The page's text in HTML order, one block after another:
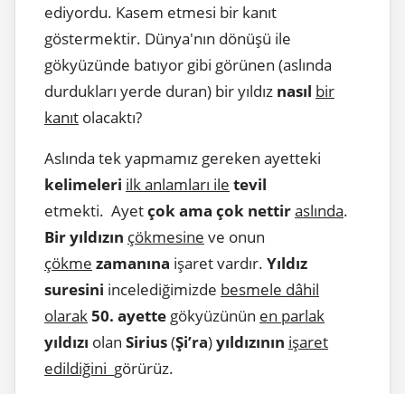
ediyordu. Kasem etmesi bir kanıt
göstermektir. Dünya'nın dönüşü ile
gökyüzünde batıyor gibi görünen (aslında
durdukları yerde duran) bir yıldız nasıl bir
kanıt olacaktı?
Aslında tek yapmamız gereken ayetteki
kelimeleri ilk anlamları ile tevil
etmekti. Ayetçok ama çok nettiraslında.
Bir yıldızın çökmesine ve onun
çökme zamanına işaret vardır. Yıldız
suresini incelediğimizde besmele dâhil
olarak50. ayette gökyüzünün en parlak
yıldızı olan Sirius(Şi’ra)yıldızının işaret
edildiğini görürüz.